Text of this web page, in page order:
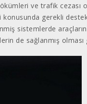
ve trafik cezası
gerekli
sistemlerde
de sağlanmış olması